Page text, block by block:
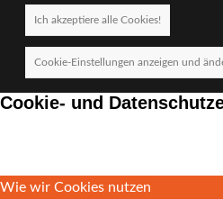
Ich akzeptiere alle Cookies!
Cookie-Einstellungen anzeigen und
Cookie- und
Wie wir Cookies nutzen